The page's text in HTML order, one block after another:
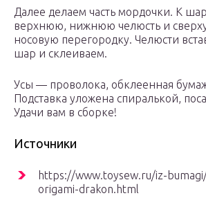
Далее делаем часть мордочки. К
верхнюю, нижнюю челюсть и
носовую перегородку. Челюсти
шар и склеиваем.
Усы — проволока, обклеенная
Подставка уложена спиралькой,
Удачи вам в сборке!
Источники
https://www.toysew.ru/iz-
origami-drakon.html